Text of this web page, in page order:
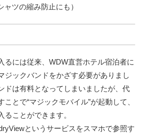
ツの縮み防止にも）
るには従来、WDW直営ホテル宿泊者に
ジックバンドをかざす必要がありまし
ドは有料となってしまいましたが、代
とで“マジックモバイル”が起動して、
ることができます。
というサービスをスマホで参照す